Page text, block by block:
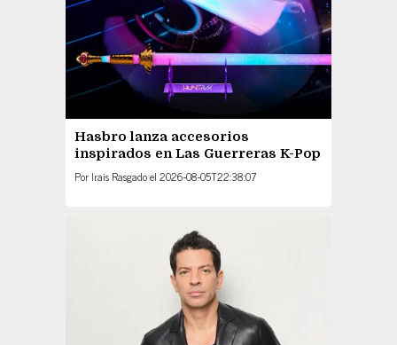
Hasbro lanza accesorios
inspirados en Las Guerreras K-Pop
Por Irais Rasgadoel 2026-08-05T22:38:07